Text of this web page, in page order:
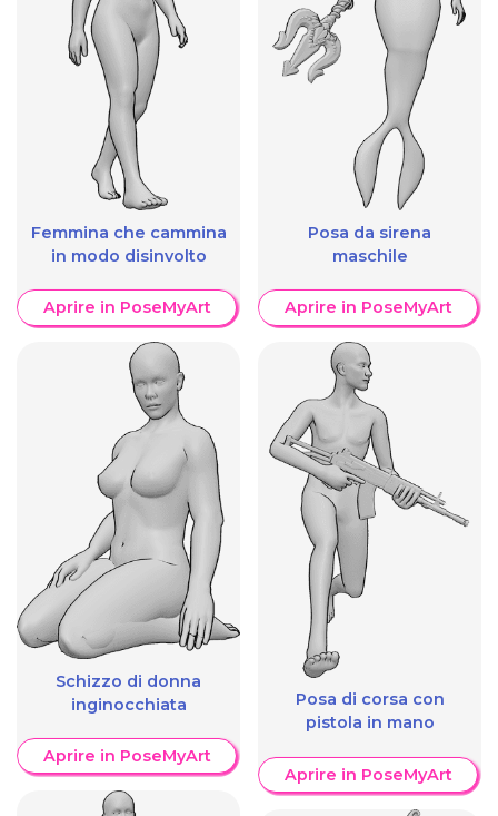
Femmina che cammina
in modo disinvolto
Aprire in PoseMyArt
Schizzo di donna
inginocchiata
Aprire in PoseMyArt
Posa da sirena
maschile
Aprire in PoseMyArt
Posa di corsa con
pistola in mano
Aprire in PoseMyArt